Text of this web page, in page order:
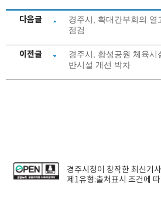
다음글
경주시, 확대간부회의 열
점검
이전글
경주시, 황성공원 체육
반시설 개선 박차
경주시청이 창작한최신기사
제1유형:출처표시 조건에